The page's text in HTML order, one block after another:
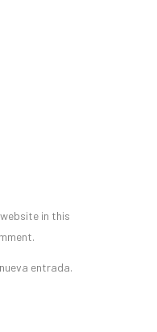
in this
entrada.